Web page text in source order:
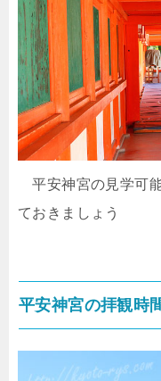
平安神宮の見学可
ておきましょう
平安神宮の拝観時